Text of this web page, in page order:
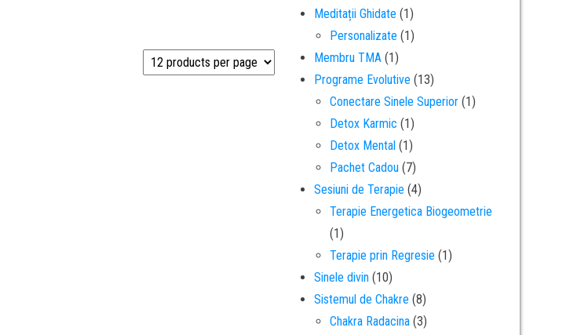
Meditații Ghidate (1)
Personalizate (1)
Membru TMA (1)
Programe Evolutive (13)
Conectare Sinele Superior (1)
Detox Karmic (1)
Detox Mental (1)
Pachet Cadou (7)
Sesiuni de Terapie (4)
Terapie Energetica Biogeometrie
(1)
Terapie prin Regresie (1)
Sinele divin (10)
Sistemul de Chakre (8)
Chakra Radacina (3)